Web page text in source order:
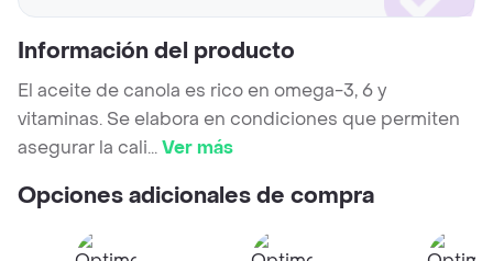
Información del producto
El aceite de canola es rico en omega-3, 6 y
vitaminas. Se elabora en condiciones que permiten
asegurar la cali...Ver más
Opciones adicionales de compra